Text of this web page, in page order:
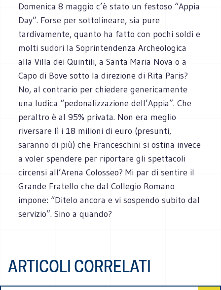
Domenica 8 maggio c’è stato un festoso “Appia
Day”. Forse per sottolineare, sia pure
tardivamente, quanto ha fatto con pochi soldi e
molti sudori la Soprintendenza Archeologica
alla Villa dei Quintili, a Santa Maria Nova o a
Capo di Bove sotto la direzione di Rita Paris?
No, al contrario per chiedere genericamente
una ludica “pedonalizzazione dell’Appia”. Che
peraltro è al 95% privata. Non era meglio
riversare lì i 18 milioni di euro (presunti,
saranno di più) che Franceschini si ostina invece
a voler spendere per riportare gli spettacoli
circensi all’Arena Colosseo? Mi par di sentire il
Grande Fratello che dal Collegio Romano
impone: “Ditelo ancora e vi sospendo subito dal
servizio”. Sino a quando?
ARTICOLI CORRELATI